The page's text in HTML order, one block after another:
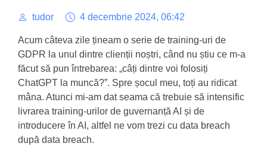
tudor 4 decembrie 2024, 06:42
Acum câteva zile țineam o serie de training-uri de
GDPR la unul dintre clienții noștri, când nu știu ce m-a
făcut să pun întrebarea: „câți dintre voi folosiți
ChatGPT la muncă?”. Spre șocul meu, toți au ridicat
mâna. Atunci mi-am dat seama că trebuie să intensific
livrarea training-urilor de guvernanță AI și de
introducere în AI, altfel ne vom trezi cu data breach
după data breach.